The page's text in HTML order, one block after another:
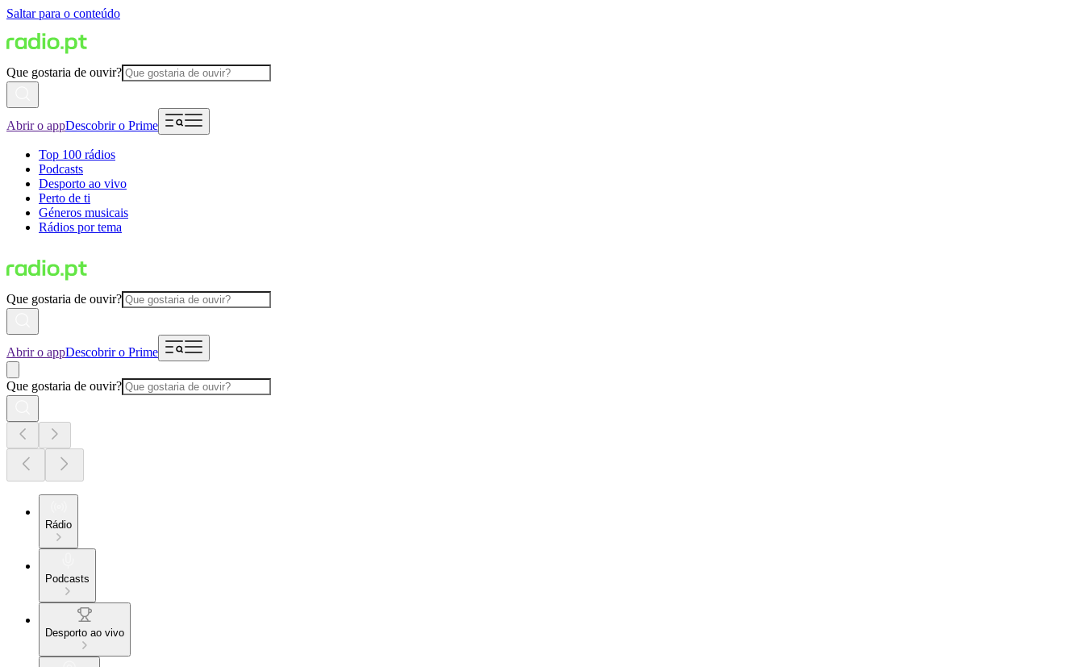
Saltar para o conteúdo
Que gostaria de ouvir?
Abrir o appDescobrir o Prime
Top 100 rádios
Podcasts
Desporto ao vivo
Perto de ti
Géneros musicais
Rádios por tema
Que gostaria de ouvir?
Abrir o appDescobrir o Prime
Que gostaria de ouvir?
Rádio
Podcasts
Desporto ao vivo